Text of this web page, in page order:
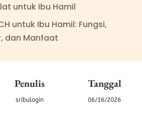
untuk Ibu Hamil
untuk Ibu Hamil: Fungsi,
dan Manfaat
Penulis
sribulogin
Tanggal
06/16/2026